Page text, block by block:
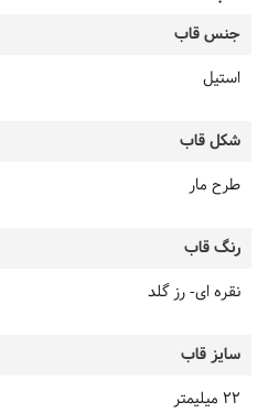
جنس قاب
استیل
شکل قاب
طرح مار
رنگ قاب
نقره ای- رز گلد
سایز قاب
22 میلیمتر